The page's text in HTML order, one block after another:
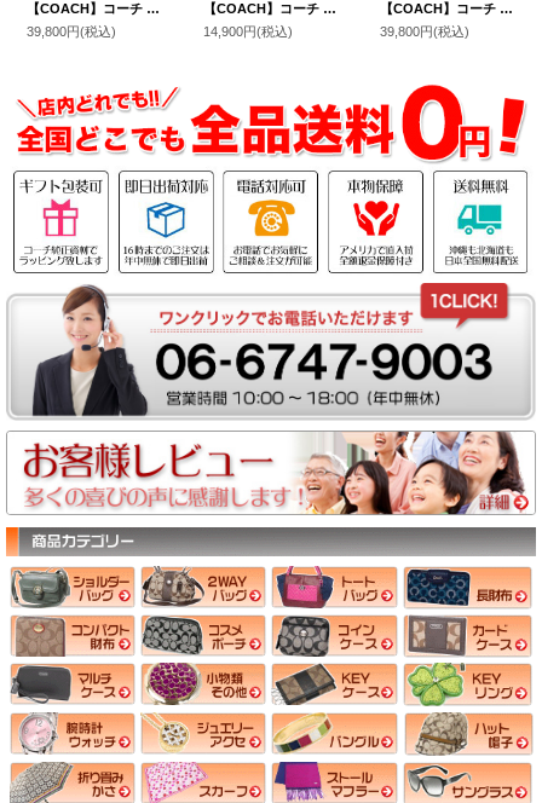
【COACH】コーチ コーティングキャンバス レザー シグネチャー マイクロ シティ トートバッグ カーキ×ブラック〔日本未発売〕
39,800円(税込)
【COACH】コーチ コーティングキャンバス シグネチャー ミラー 鏡 バッグチャーム キーリング キーホルダー カーキ×ピンク（日本未発売）
14,900円(税込)
【COACH】コーチ コーティングキャンバス レザー シグネチャー ピーナッツ コラボ スヌーピー ポーチ クラッチバッグ カーキマルチ〔日本未発売〕
39,800円(税込)